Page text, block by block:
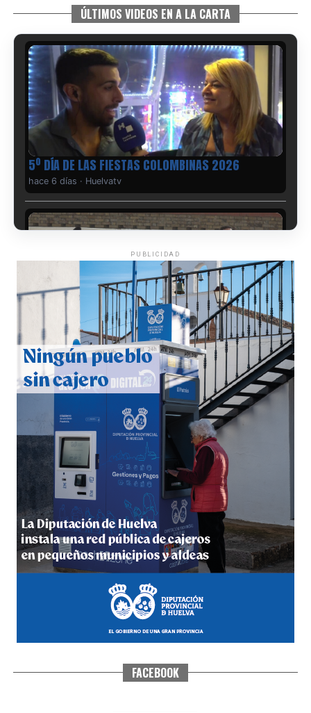
ÚLTIMOS VIDEOS EN A LA CARTA
5º DÍA DE LAS FIESTAS COLOMBINAS 2026
hace 6 días · Huelvatv
CUARTA CORRIDA DE LAS FIESTAS COLOMBINAS
2026
hace 7 días·Huelvatv
4º DÍA DE LAS FIESTAS COLOMBINAS 2026
hace 7 días· Huelvatv
SEXTA CORRIDA DE LAS FIESTAS COLOMBINAS
PUBLICIDAD
FACEBOOK